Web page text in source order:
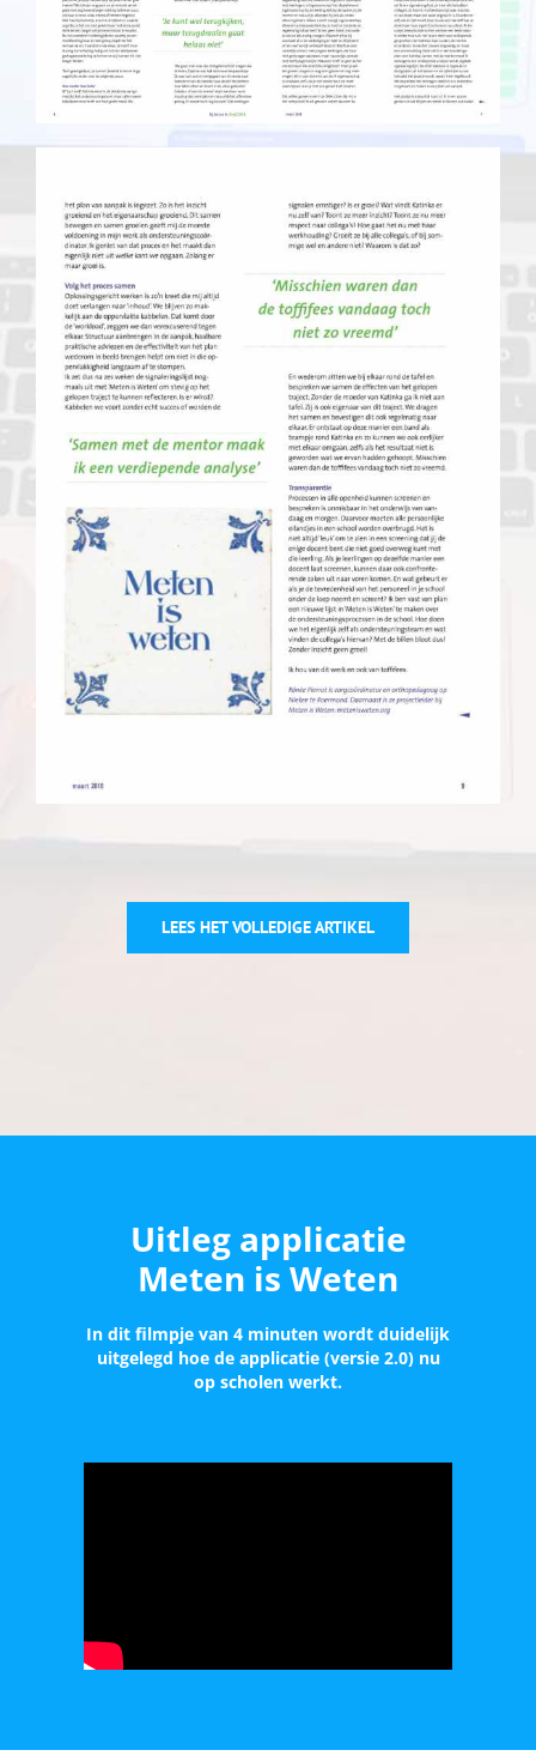
LEES HET VOLLEDIGE ARTIKEL
Uitleg applicatie
Meten is Weten
In dit filmpje van 4 minuten wordt duidelijk
uitgelegd hoe de applicatie (versie 2.0) nu
op scholen werkt.